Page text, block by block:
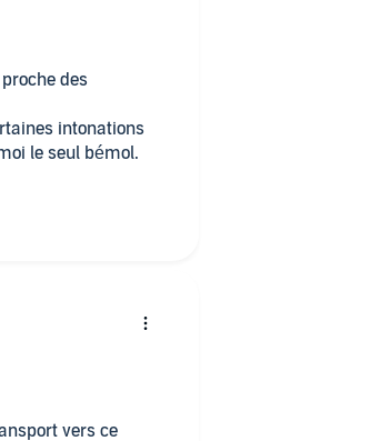
des
intonations
le seul bémol.
vers ce